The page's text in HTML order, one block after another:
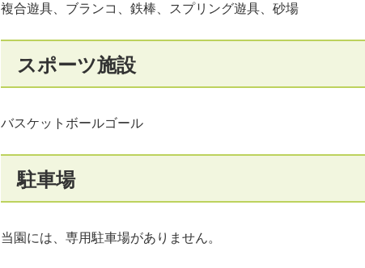
複合遊具、ブランコ、鉄棒、スプリング遊具、砂場
スポーツ施設
バスケットボールゴール
駐車場
当園には、専用駐車場がありません。